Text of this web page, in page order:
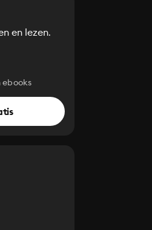
en lezen.
ebooks